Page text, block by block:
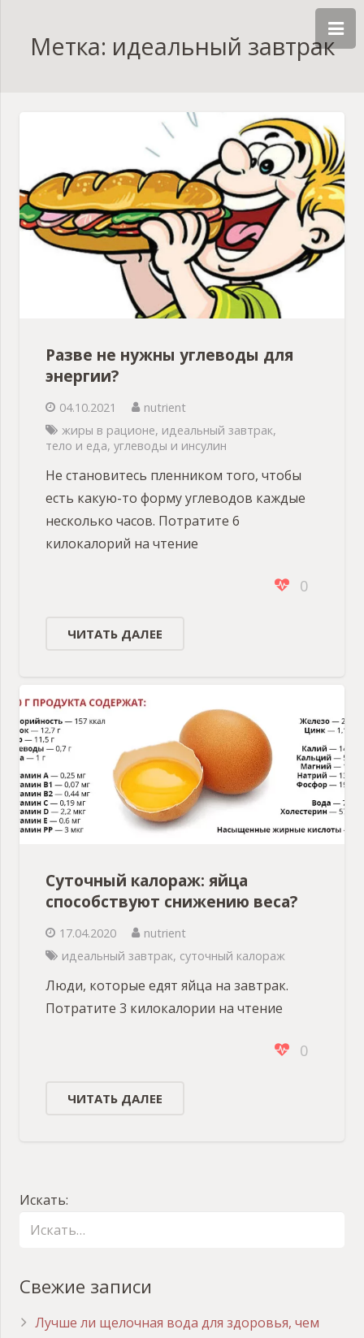
Метка: идеальный завтрак
Разве не нужны углеводы для
энергии?
04.10.2021
nutrient
жиры в рационе, идеальный завтрак,
тело и еда, углеводы и инсулин
Не становитесь пленником того, чтобы
есть какую-то форму углеводов каждые
несколько часов. Потратите 6
килокалорий на чтение
0
ЧИТАТЬ ДАЛЕЕ
Суточный калораж: яйца
способствуют снижению веса?
17.04.2020
nutrient
идеальный завтрак, суточный калораж
Люди, которые едят яйца на завтрак.
Потратите 3 килокалории на чтение
0
ЧИТАТЬ ДАЛЕЕ
Искать:
Свежие записи
Лучше ли щелочная вода для здоровья, чем